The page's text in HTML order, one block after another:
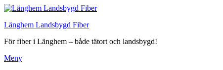
Hoppa
innehåll
Länghem Landsbygd Fiber
För fiber i Länghem – både tätort och landsbygd!
Meny